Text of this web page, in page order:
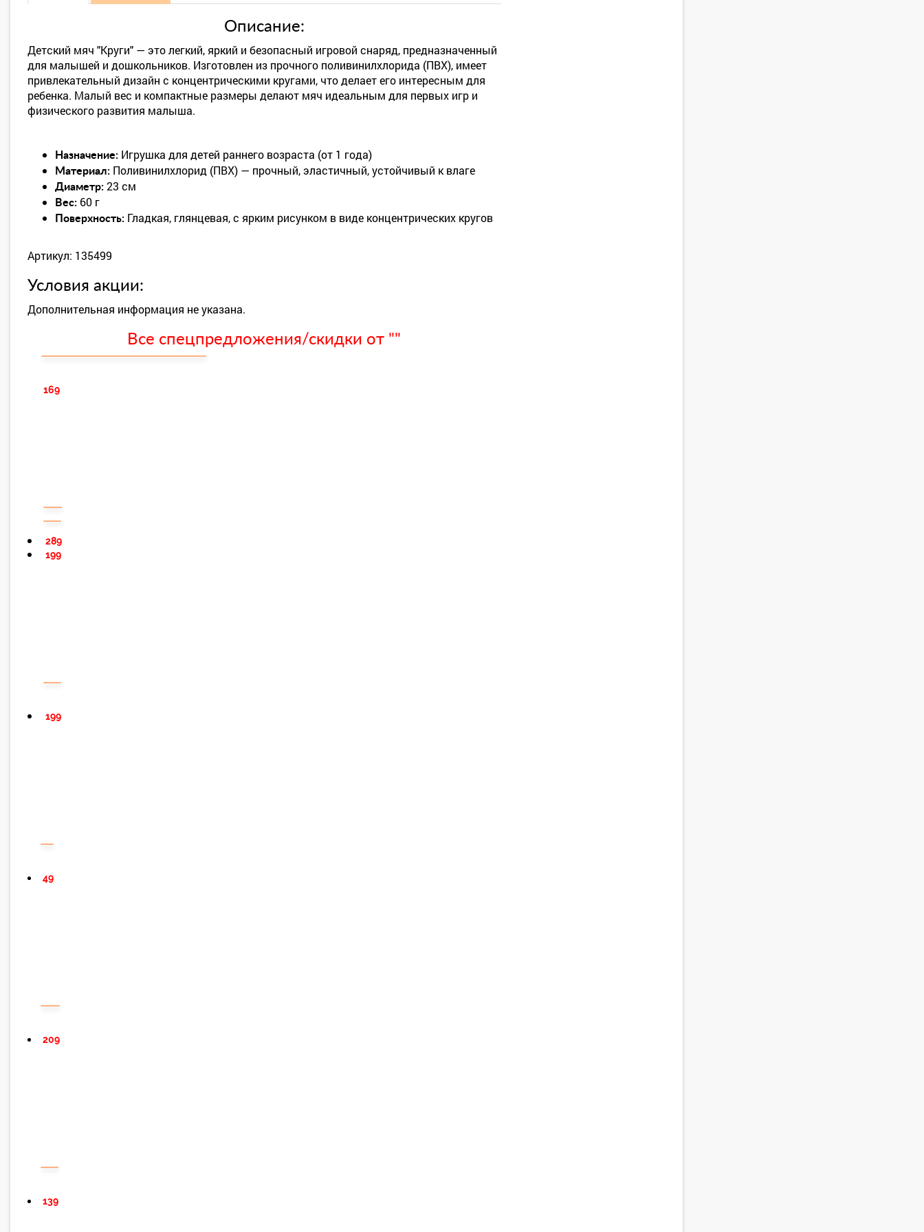
Описание:
Детский мяч "Круги" — это легкий, яркий и безопасный игровой снаряд, предназначенный
для малышей и дошкольников. Изготовлен из прочного поливинилхлорида (ПВХ), имеет
привлекательный дизайн с концентрическими кругами, что делает его интересным для
ребенка. Малый вес и компактные размеры делают мяч идеальным для первых игр и
физического развития малыша.
Назначение: Игрушка для детей раннего возраста (от 1 года)
Материал: Поливинилхлорид (ПВХ) — прочный, эластичный, устойчивый к влаге
Диаметр: 23 см
Вес: 60 г
Поверхность: Гладкая, глянцевая, с ярким рисунком в виде концентрических кругов
Артикул: 135499
Условия акции:
Дополнительная информация не указана.
Все спецпредложения/скидки от ""
169
289
199
199
49
209
139